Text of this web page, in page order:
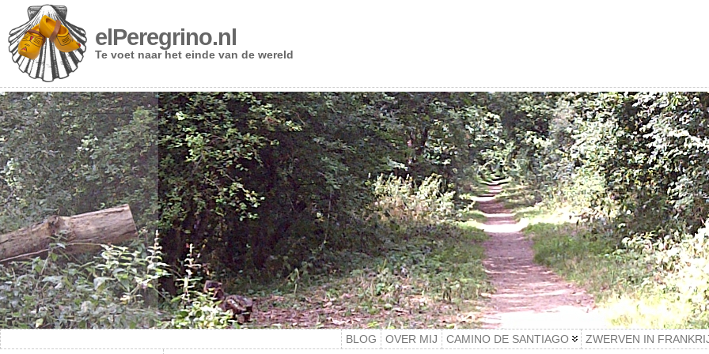
elPeregrino.nl
Te voet naar het einde van de wereld
BLOG OVER MIJ CAMINO DE SANTIAGO ZWERVEN IN